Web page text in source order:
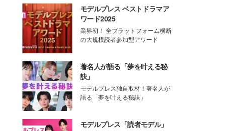
モデルプレス ベストドラマア
ワード2025
業界初！ 全プラットフォーム横断
の大規模読者参加型アワード
著名人が語る「夢を叶える秘
訣」
モデルプレス独自取材！著名人が
語る「夢を叶える秘訣」
モデルプレス「読者モデル」